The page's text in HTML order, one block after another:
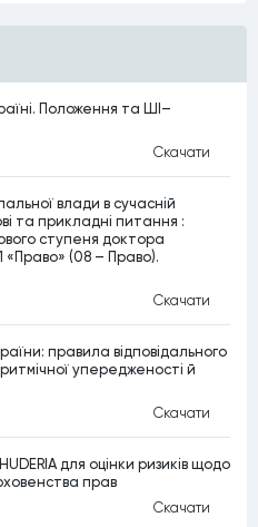
Положення та ШІ–
Скачати
влади в сучасній
та прикладні питання :
ступеня доктора
«Право» (08 – Право).
Скачати
правила відповідального
упередженості й
Скачати
для оцінки ризиків щодо
прав
Скачати